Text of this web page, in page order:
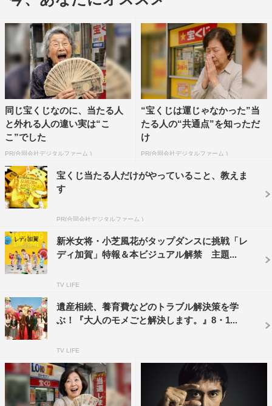
「レディ加賀」©映画「レディ加賀」製作委員会
今年10月に加賀市で行われた舞台挨拶の中で、小芝は「プ
ロのタップダンサーを目指していた主人公を演じたのです
が、これまでタップダンスの経験はなく、撮影9カ月前か
ら練習を開始し、先生に指導を受けながら、自宅にも（タ
ップボード用の）べニア板を用意して自主練習を行いまし
た。プロのタップダンサーに見えるように、精いっぱい練
習に励みました」と語っている。
も多いのですが、若女将になるべくひたむきに努力する主
人公の成長を描いているのでシリアスなシーンもありま
れるという点で小芝風花さんがピッタリだと思いました。
さらに今回、タップダンスのシーンもあり大変な役でした
が、見事に演じてくれていて、小芝さんにお願いして本当
に良かった」と絶賛。
同じ宝くじなのに、当たる人
と外れる人の違い実は“こ
こ”でした
PR(合同会社デジタルファーム )
“宝くじは運じゃなかった”当
たる人の“共通点”を知っただ
け
PR(合同会社デジタルファーム )
宝くじ当たる人だけがやっていること、教えま
す
PR(合同会社デジタルファーム )
新米女将・小芝風花がタップダンスに挑戦「レ
ディ加賀」特報＆本ビジュアル解禁 主題...
TV LIFE
遺産相続、養育費などのトラブル解決策を学
ぶ！『大人のモメごと解決します。』8・1...
TV LIFE